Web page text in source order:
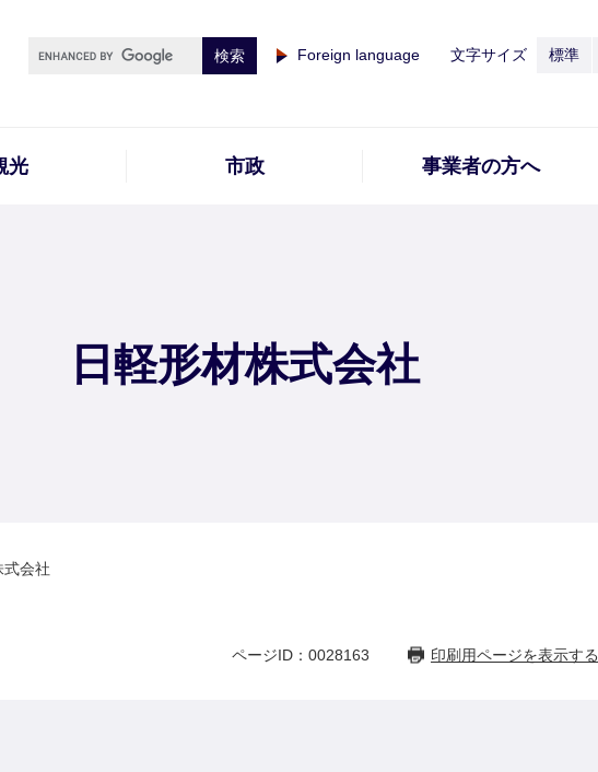
Foreign language 文字サイズ 標準
光 市政 事業者の方へ
日軽形材株式会社
式会社
ページID：0028163 印刷用ページを表示する